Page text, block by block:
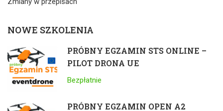
NOWE SZKOLENIA
PRÓBNY EGZAMIN STS ONLINE –
PILOT DRONA UE
Bezpłatnie
PRÓBNY EGZAMIN OPEN A2